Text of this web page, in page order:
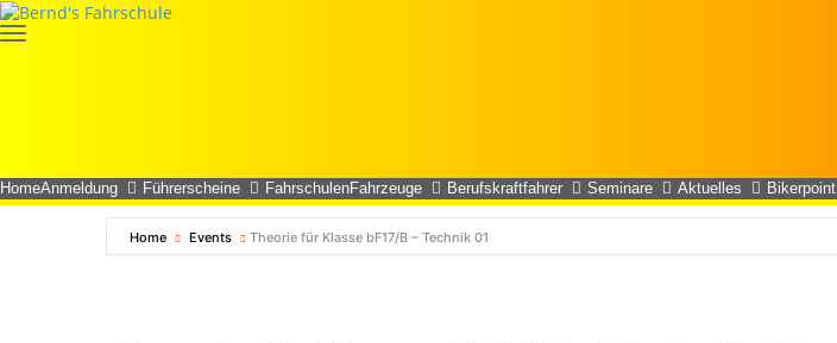
HomeAnmeldung Führerscheine FahrschulenFahrzeuge Berufskraftfahrer Seminare Aktuelles Bikerpoint
Home Events Theorie für Klasse bF17/B – Technik 01